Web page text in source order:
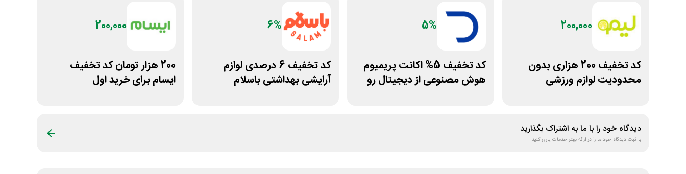
200,000
کد تخفیف 200 هزاری بدون
محدودیت لوازم ورزشی
5%
کد تخفیف 5% اکانت پریمیوم
هوش مصنوعی از دیجیتال رو
6%
کد تخفیف 6 درصدی لوازم
آرایشی بهداشتی باسلام
200,000
200 هزار تومان کد تخفیف
ایسام برای خرید اول
دیدگاه خود را با ما به اشتراک بگذارید
با ثبت دیدگاه خود ما را در ارائه بهتر خدمات یاری کنید